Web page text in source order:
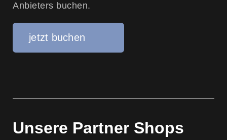
Anbieters buchen.
jetzt buchen
Unsere Partner Shops